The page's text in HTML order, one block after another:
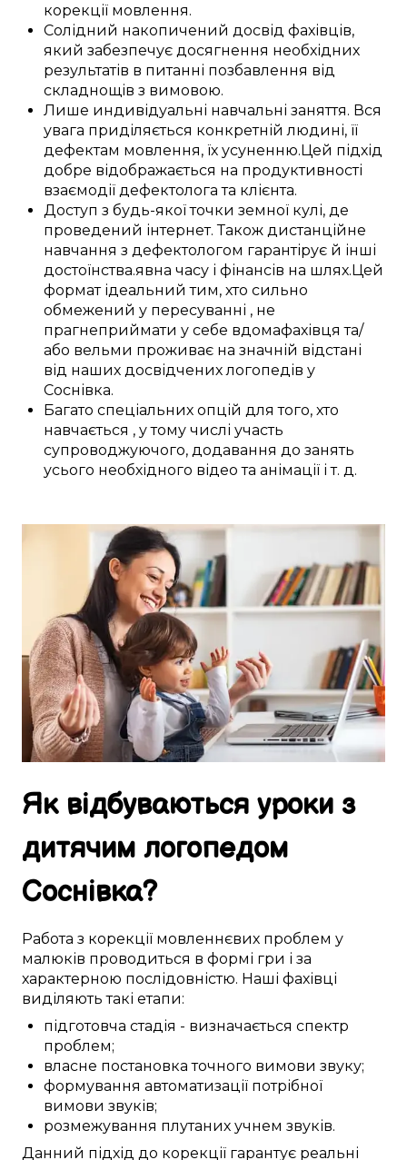
корекції мовлення.
Солідний накопичений досвід фахівців,
який забезпечує досягнення необхідних
результатів в питанні позбавлення від
складнощів з вимовою.
Лише индивідуальні навчальні заняття. Вся
увага приділяється конкретній людині, її
дефектам мовлення, їх усуненню.Цей підхід
добре відображається на продуктивності
взаємодії дефектолога та клієнта.
Доступ з будь-якої точки земної кулі, де
проведений інтернет.Також дистанційне
навчання з дефектологом гарантірує й інші
достоїнства.явна часу і фінансів на шлях.Цей
формат ідеальний тим, хто сильно
обмежений у пересуванні , не
прагнеприймати у себе вдомафахівця та/
або вельми проживає на значній відстані
від наших досвідченихлогопедів у
Соснівка.
Багато спеціальних опцій длятого, хто
навчається , у тому числі участь
супроводжуючого, додавання до занять
усього необхідного відео та анімації і т. д.
Як відбуваються уроки з
дитячим логопедом
Соснівка?
Работа з корекції мовленнєвих проблем у
малюків проводиться в формі гри і за
характерною послідовністю. Наші фахівці
виділяютьтакі етапи:
підготовча стадія - визначається спектр
проблем;
власне постановкаточного вимови звуку;
формування автоматизації потрібної
вимови звуків;
розмежування плутаних учнем звуків.
Данний підхід до корекції гарантує реальні